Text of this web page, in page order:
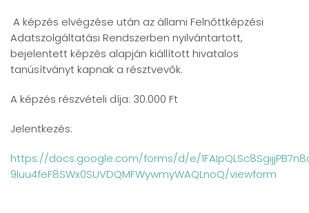
A képzés elvégzése után az állami Felnőttképzési
Adatszolgáltatási Rendszerben nyilvántartott,
bejelentett képzés alapján kiállított hivatalos
tanúsítványt kapnak a résztvevők.
A képzés részvételi díja: 30.000 Ft
Jelentkezés:
https://docs.google.com/forms/d/e/
9luu4feF8SWx0SUVDQMFWywmyWAQLnoQ/viewform